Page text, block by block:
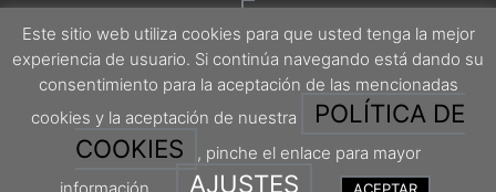
Este proyecto está protegido por una licencia Creative Commons Attribution-
ShareAlike 4.0 International License.
Este sitio web utiliza cookies para que usted tenga la mejor
experiencia de usuario. Si continúa navegando está dando su
consentimiento para la aceptación de las mencionadas
cookies y la aceptación de nuestra
POLÍTICA DE
COOKIES
, pinche el enlace para mayor
información.
AJUSTES ACEPTAR